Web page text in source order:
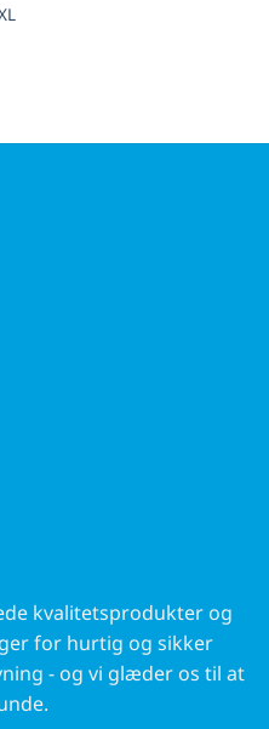
kvalitetsprodukter og
for hurtig og sikker
- og vi glæder os til at